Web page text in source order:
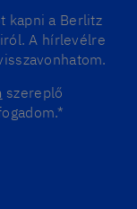
kapni a Berlitz
A hírlevélre
szereplő